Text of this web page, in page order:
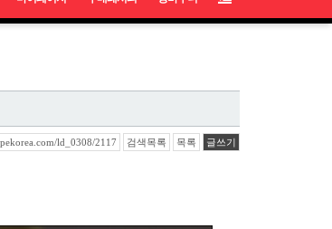
ld_0308/2117 검색목록 목록 글쓰기